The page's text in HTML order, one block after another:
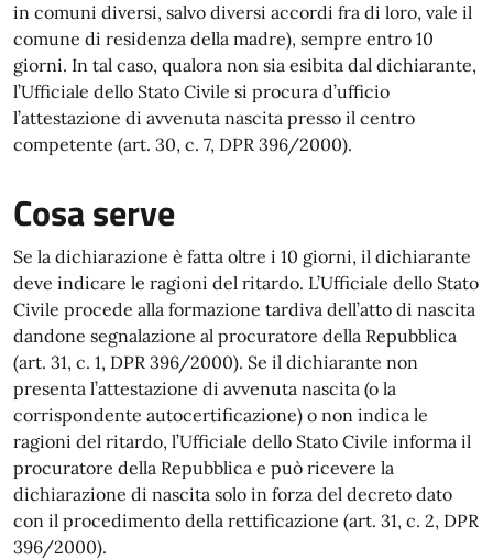
in comuni diversi, salvo diversi accordi fra di loro, vale il
comune di residenza della madre), sempre entro 10
giorni. In tal caso, qualora non sia esibita dal dichiarante,
l’Ufficiale dello Stato Civile si procura d’ufficio
l’attestazione di avvenuta nascita presso il centro
competente (art. 30, c. 7, DPR 396/2000).
Cosa serve
Se la dichiarazione è fatta oltre i 10 giorni, il dichiarante
deve indicare le ragioni del ritardo. L’Ufficiale dello Stato
Civile procede alla formazione tardiva dell’atto di nascita
dandone segnalazione al procuratore della Repubblica
(art. 31, c. 1, DPR 396/2000). Se il dichiarante non
presenta l’attestazione di avvenuta nascita (o la
corrispondente autocertificazione) o non indica le
ragioni del ritardo, l’Ufficiale dello Stato Civile informa il
procuratore della Repubblica e può ricevere la
dichiarazione di nascita solo in forza del decreto dato
con il procedimento della rettificazione (art. 31, c. 2, DPR
396/2000).